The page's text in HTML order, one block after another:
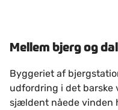
Mellem bjerg og dal
Byggeriet af
udfordring i det barske
sjældent nåede vinden